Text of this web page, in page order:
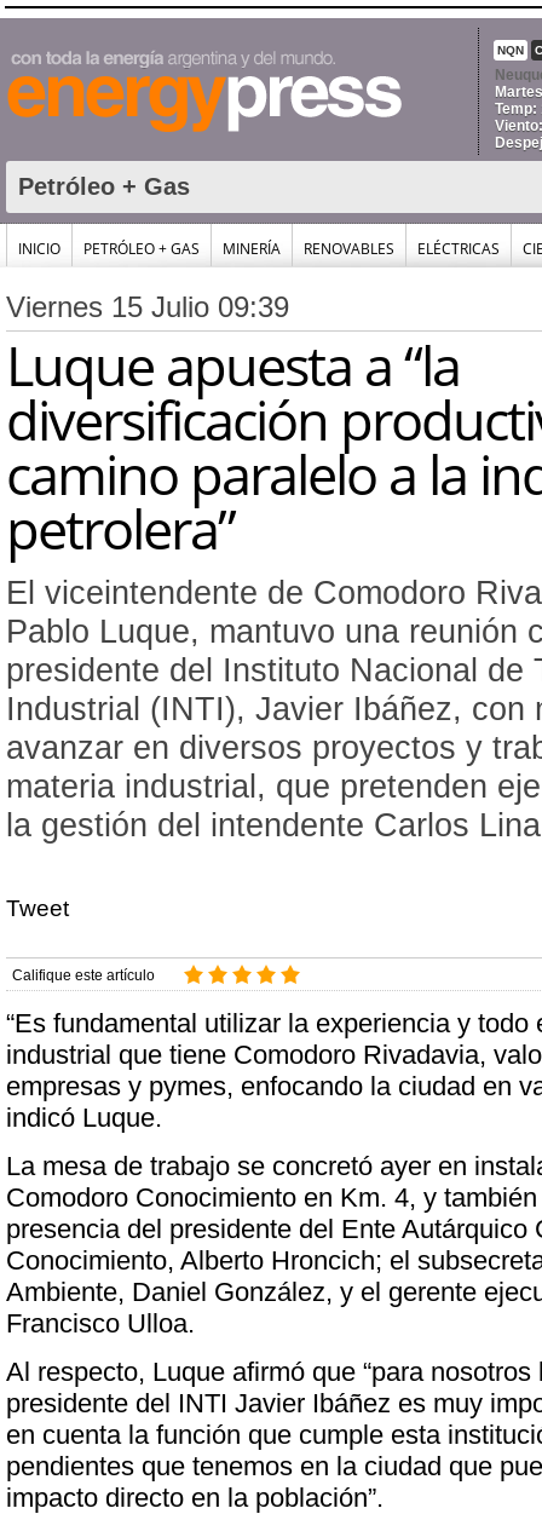
NQN
Temp:
Petróleo + Gas
INICIO PETRÓLEO + GAS MINERÍA RENOVABLES ELÉCTRICAS
Viernes 15 Julio 09:39
Luque apuesta a “la
diversificación
camino paralelo a la
petrolera”
El viceintendente de Comodoro
Pablo Luque, mantuvo una reunión
presidente del Instituto Nacional de
Industrial (INTI), Javier Ibáñez, con
avanzar en diversos proyectos y
materia industrial, que pretenden
la gestión del intendente Carlos
Tweet
Califique este artículo
“Es fundamental utilizar la experiencia y todo
industrial que tiene Comodoro Rivadavia,
empresas y pymes, enfocando la ciudad en
indicó Luque.
La mesa de trabajo se concretó ayer en
Comodoro Conocimiento en Km. 4, y
presencia del presidente del Ente Autárquico
Conocimiento, Alberto Hroncich; el
Ambiente, Daniel González, y el gerente
Francisco Ulloa.
Al respecto, Luque afirmó que “para nosotros
presidente del INTI Javier Ibáñez es muy
en cuenta la función que cumple esta
pendientes que tenemos en la ciudad que
impacto directo en la población”.